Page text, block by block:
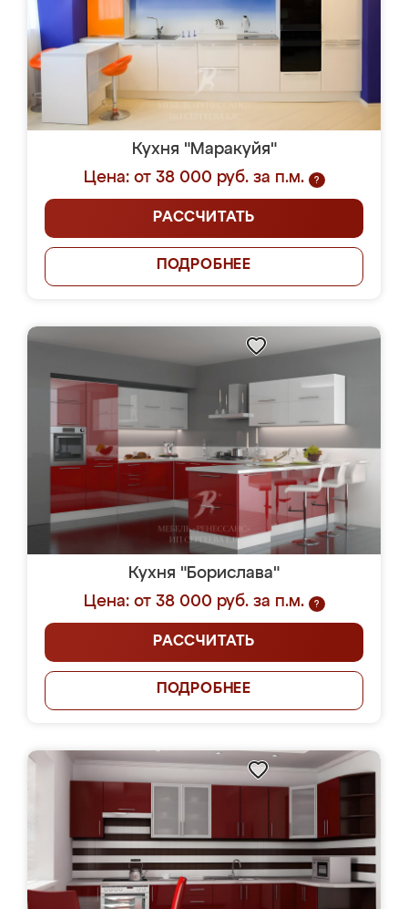
Кухня "Маракуйя"
Цена: от 38 000 руб. за п.м.
?
РАССЧИТАТЬ
ПОДРОБНЕЕ
Кухня "Борислава"
Цена: от 38 000 руб. за п.м.
?
РАССЧИТАТЬ
ПОДРОБНЕЕ